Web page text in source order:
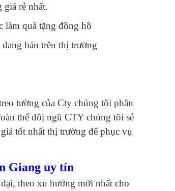
rẻ nhất.
làm quà tặng đồng hồ
đang bán trên thị trường
tường của Cty chúng tôi phân
thể đôị ngũ CTY chúng tôi sẻ
tốt nhất thị trường để phục vụ
Giang uy tín
theo xu hướng mới nhất cho